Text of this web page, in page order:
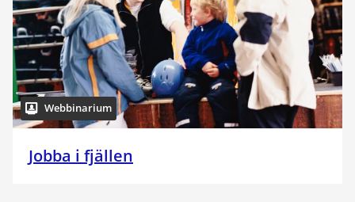
Webbinarium
Jobba i fjällen